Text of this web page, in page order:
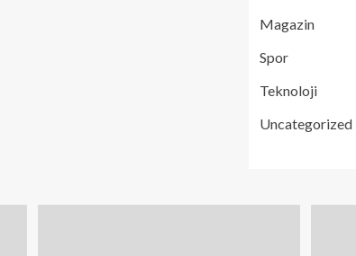
Magazin
Spor
Teknoloji
Uncategorized